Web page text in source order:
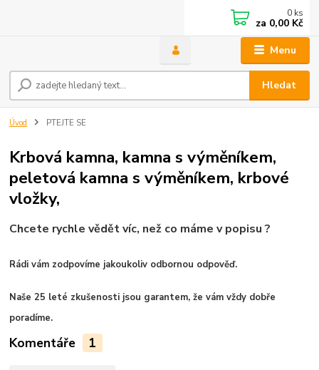
Menu
Hledat
0 ks
za 0,00 Kč
Úvod PTEJTE SE
Krbová kamna, kamna s výměníkem,
peletová kamna s výměníkem, krbové
vložky,
Chcete rychle vědět víc, než co máme v popisu ?
Rádi vám zodpovíme jakoukoliv odbornou odpověď.
Naše 25 leté zkušenosti jsou garantem, že vám vždy dobře
poradíme.
Komentáře 1